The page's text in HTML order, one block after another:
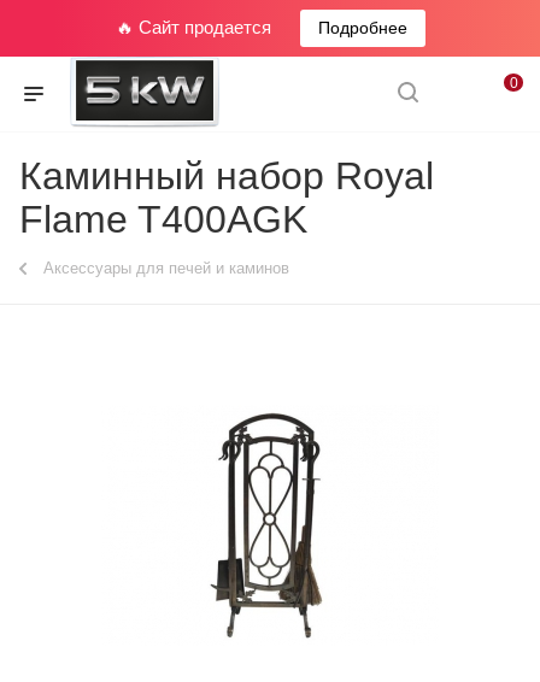
🔥 Сайт продается Подробнее
0
Каминный набор Royal
Flame T400AGK
Аксессуары для печей и каминов